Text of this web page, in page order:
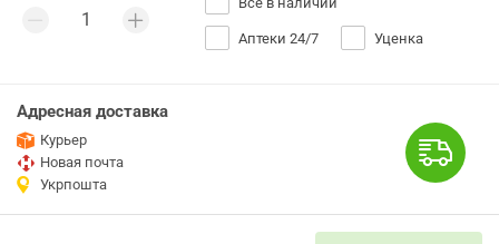
Аптеки 24/7 Уценка
Адресная доставка
Курьер
Новая почта
Укрпошта